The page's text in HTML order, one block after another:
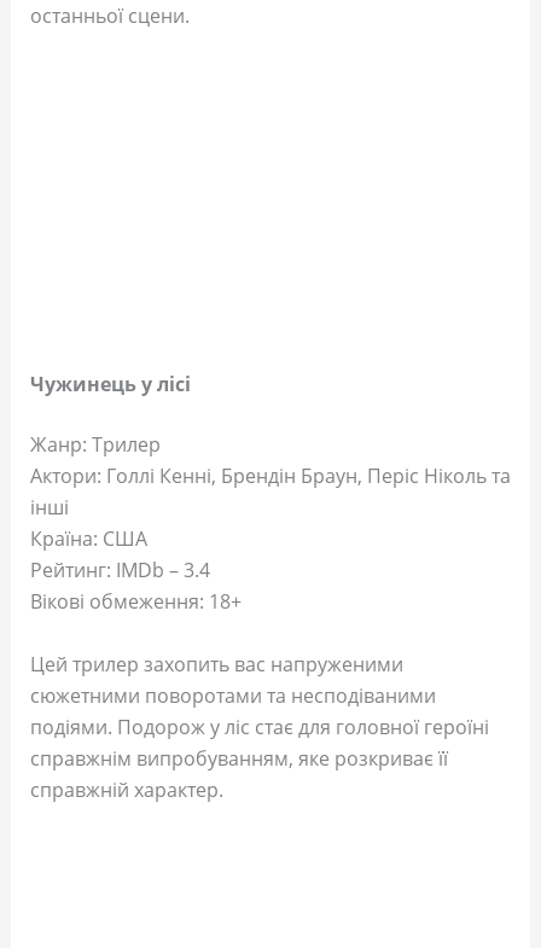
останньої сцени.
Чужинець у лісі
Жанр: Трилер
Актори: Голлі Кенні, Брендін Браун, Періс Ніколь та
інші
Країна: США
Рейтинг: IMDb – 3.4
Вікові обмеження: 18+
Цей трилер захопить вас напруженими
сюжетними поворотами та несподіваними
подіями. Подорож у ліс стає для головної героїні
справжнім випробуванням, яке розкриває її
справжній характер.